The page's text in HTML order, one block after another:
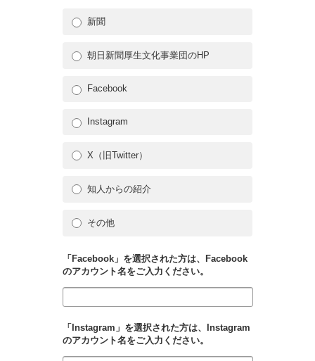
新聞
朝日新聞厚生文化事業団のHP
Facebook
Instagram
X（旧Twitter）
知人からの紹介
その他
「Facebook」を選択された方は、Facebook
のアカウント名をご入力ください。
「Instagram」を選択された方は、Instagram
のアカウント名をご入力ください。